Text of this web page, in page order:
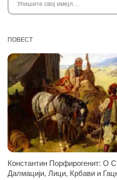
ПОВЕСТ
Константин Порфирогенит: O
Далмацији, Лици, Крбави и